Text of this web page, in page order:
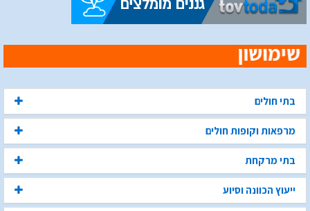
בתי חולים
מרפאות וקופות חולים
בתי מרקחת
ייעוץ הכוונה וסיוע